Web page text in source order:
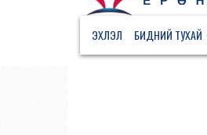
ЭХЛЭЛ БИДНИЙ ТУХАЙ